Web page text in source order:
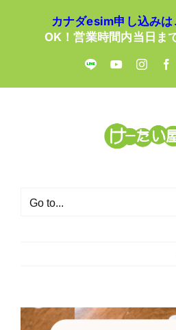
カナダesim申し込みは
OK！営業時間内当日ま
LINE YouTube
Go to...
View